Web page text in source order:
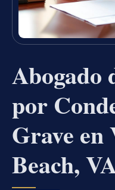
Abogado
por
Grave
Beach,